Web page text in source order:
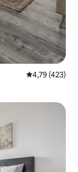
Évaluation
4,79 (423)